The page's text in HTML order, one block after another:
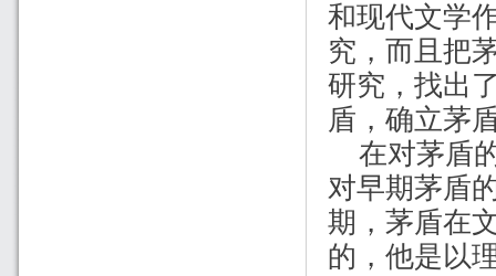
和现代文学
究，而且把
研究，找出
盾，确立茅
在对茅盾
对早期茅盾
期，茅盾在
的，他是以